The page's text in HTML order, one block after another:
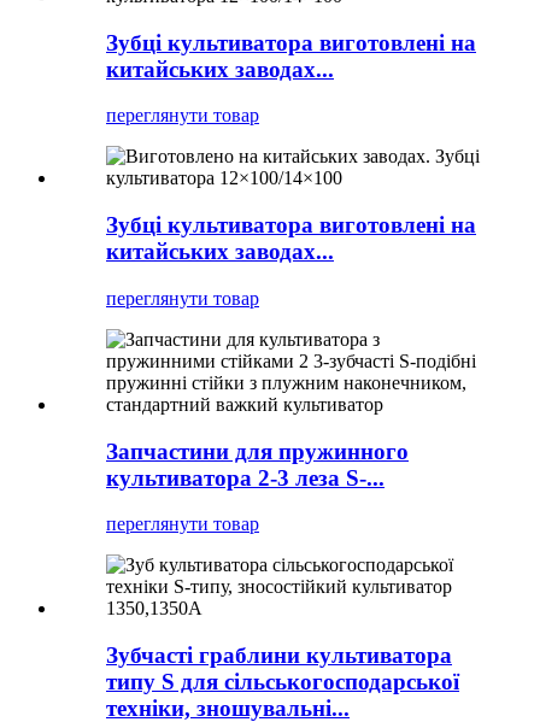
Зубці культиватора виготовлені на
китайських заводах...
переглянути товар
Зубці культиватора виготовлені на
китайських заводах...
переглянути товар
Запчастини для пружинного
культиватора 2-3 леза S-...
переглянути товар
Зубчасті граблини культиватора
типу S для сільськогосподарської
техніки, зношувальні...